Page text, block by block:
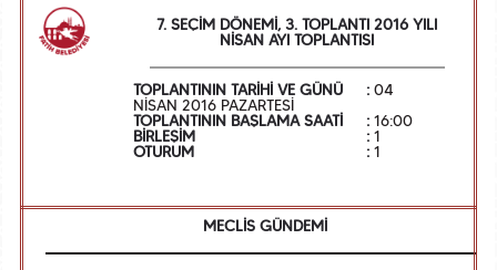
7. SEÇİM DÖNEMİ, 3. TOPLANTI 2016 YILI
NİSAN AYI TOPLANTISI
TOPLANTININ TARİHİ VE GÜNÜ : 04
NİSAN 2016 PAZARTESİ
TOPLANTININ BAŞLAMA SAATİ
: 16:00
BİRLEŞİM
: 1
OTURUM
: 1
MECLİS GÜNDEMİ